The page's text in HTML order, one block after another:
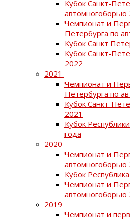
Кубок Санкт-
автомногоборью
Чемпионат и
Петербурга по
Кубок Санкт
Кубок Санкт-
2022
2021
Чемпионат и
Петербурга по
Кубок Санкт-
2021
Кубок
года
2020
Чемпионат и
автомногоборью
Кубок
Чемпионат и
автомногоборью
2019
Чемпионат и